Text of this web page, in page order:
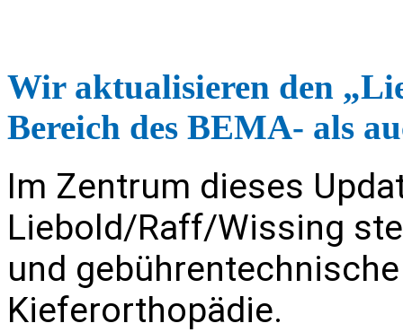
Wir aktualisieren den
Bereich des BEMA- als
Im Zentrum dieses
Liebold/Raff/Wissing
und
Kieferorthopädie.